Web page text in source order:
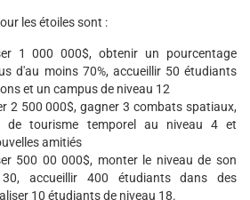
les étoiles sont :
1 000 000$, obtenir un pourcentage
d'au moins 70%, accueillir 50 étudiants
et un campus de niveau 12
2 500 000$, gagner 3 combats spatiaux,
de tourisme temporel au niveau 4 et
amitiés
500 00 000$, monter le niveau de son
accueillir 400 étudiants dans des
10 étudiants de niveau 18.